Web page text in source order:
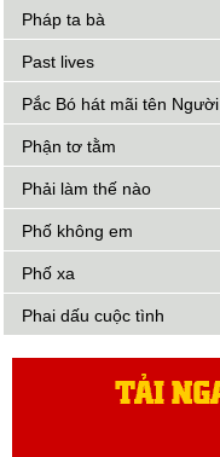
Pháp ta bà
Past lives
Pắc Bó hát mãi tên Người
Phận tơ tằm
Phải làm thế nào
Phố không em
Phố xa
Phai dấu cuộc tình